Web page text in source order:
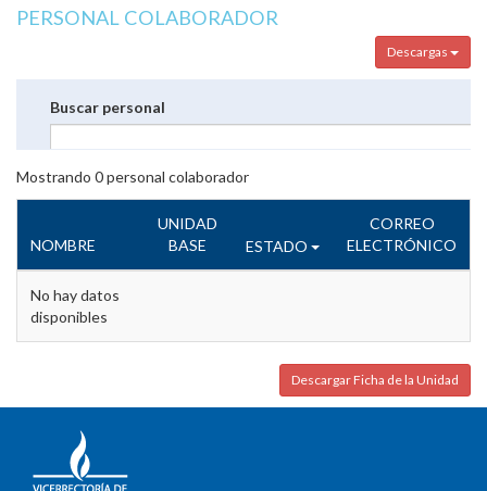
PERSONAL COLABORADOR
Descargas
Buscar personal
Mostrando 0personal colaborador
NOMBRE
UNIDAD
BASE
ESTADO
CORREO
ELECTRÓNICO
No hay datos
disponibles
Descargar Ficha de la Unidad